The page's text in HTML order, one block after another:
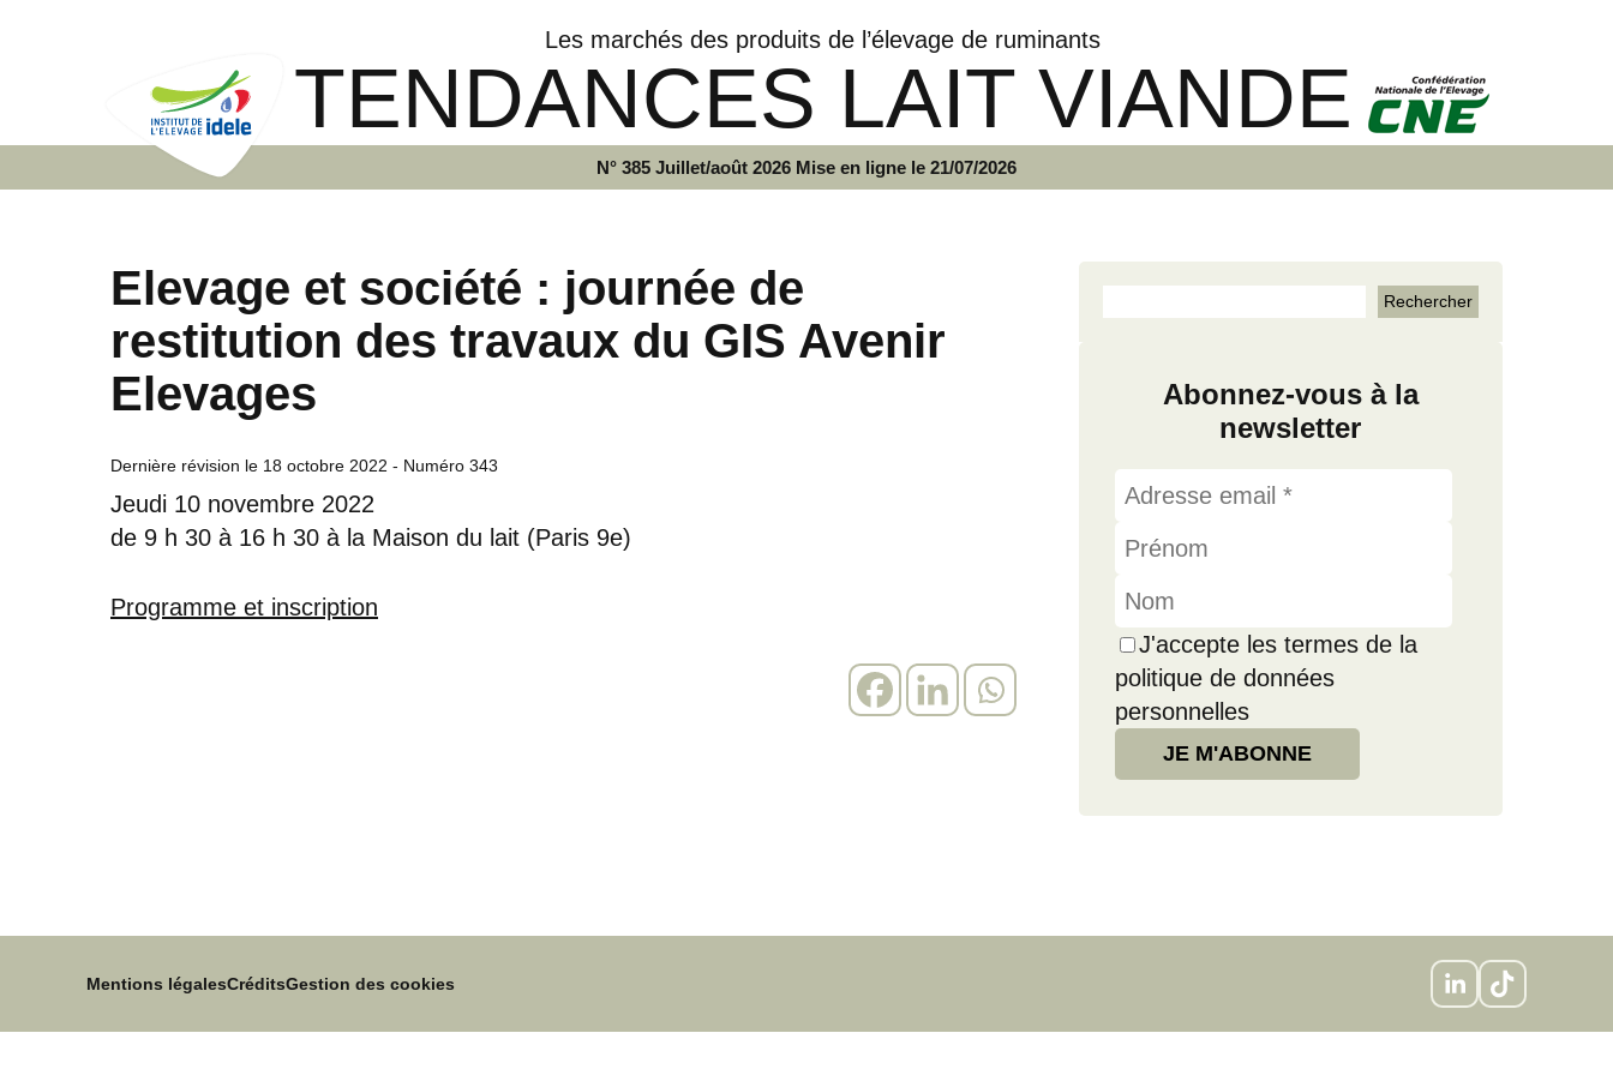
Les marchés des produits de l’élevage de ruminants
TENDANCES LAIT VIANDE
N° 385 Juillet/août 2026 Mise en ligne le 21/07/2026
Elevage et société : journée de
restitution des travaux du GIS Avenir
Elevages
Dernière révision le 18 octobre 2022 - Numéro 343
Jeudi 10 novembre 2022
de 9 h 30 à 16 h 30 à la Maison du lait (Paris 9e)
Programme et inscription
Abonnez-vous à la
newsletter
J'accepte les termes de la
politique de données
personnelles
Mentions légalesCréditsGestion des cookies